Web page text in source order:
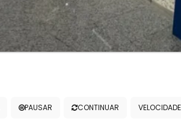
PAUSAR CONTINUAR